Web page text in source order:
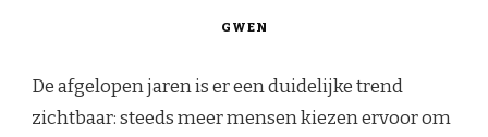
GWEN
De afgelopen jaren is er een duidelijke trend
zichtbaar: steeds meer mensen kiezen ervoor om